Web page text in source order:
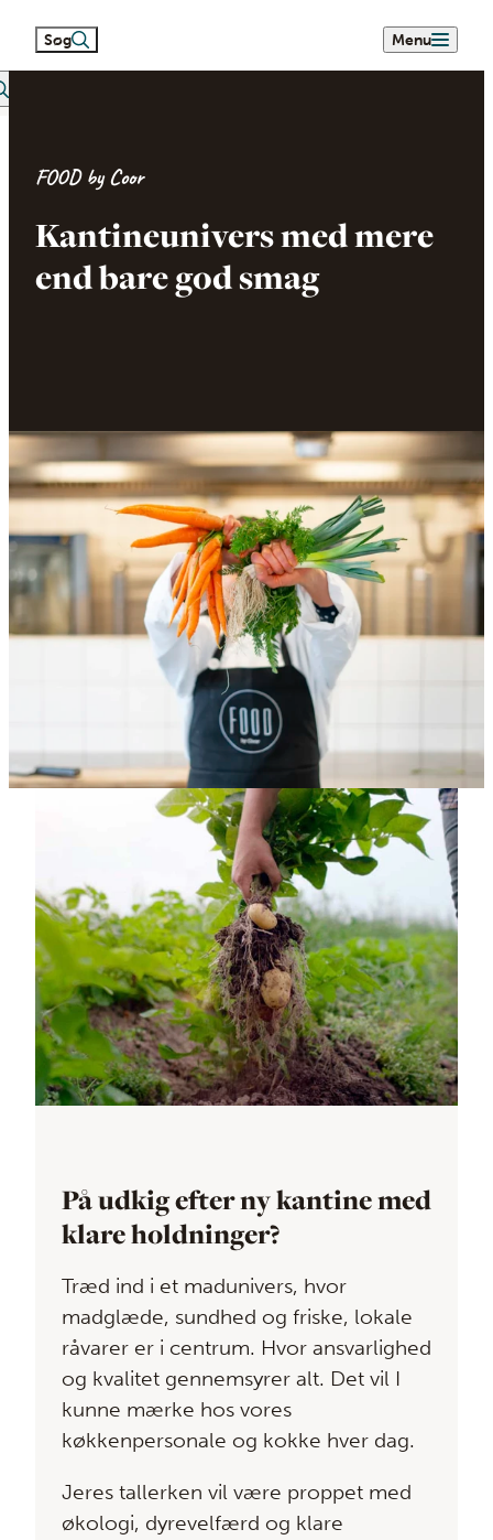
Søg
search
Menu
FOOD by Coor
Kantineunivers med mere
end bare god smag
På udkig efter ny kantine med
klare holdninger?
Træd ind i et madunivers, hvor
madglæde, sundhed og friske, lokale
råvarer er i centrum. Hvor ansvarlighed
og kvalitet gennemsyrer alt. Det vil I
kunne mærke hos vores
køkkenpersonale og kokke hver dag.
Jeres tallerken vil være proppet med
økologi, dyrevelfærd og klare